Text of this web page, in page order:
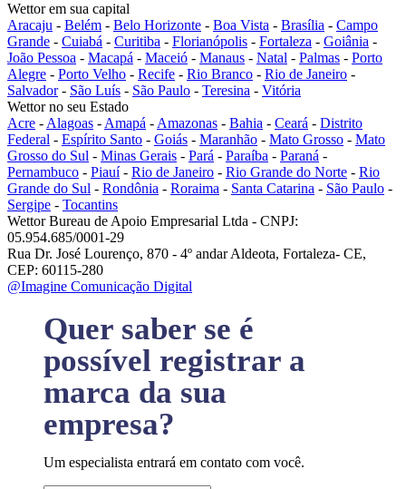
Wettor em sua capital
Aracaju - Belém - Belo Horizonte - Boa Vista - Brasília - Campo
Grande - Cuiabá - Curitiba - Florianópolis - Fortaleza - Goiânia -
João Pessoa - Macapá - Maceió - Manaus - Natal - Palmas - Porto
Alegre - Porto Velho - Recife - Rio Branco - Rio de Janeiro -
Salvador- São Luís - São Paulo - Teresina - Vitória
Wettor no seu Estado
Acre - Alagoas - Amapá - Amazonas - Bahia - Ceará - Distrito
Federal - Espírito Santo - Goiás - Maranhão - Mato Grosso - Mato
Grosso do Sul - Minas Gerais - Pará - Paraíba - Paraná -
Pernambuco - Piauí- Rio de Janeiro - Rio Grande do Norte - Rio
Grande do Sul - Rondônia - Roraima - Santa Catarina - São Paulo -
Sergipe - Tocantins
Wettor Bureau de Apoio Empresarial Ltda - CNPJ:
05.954.685/0001-29
Rua Dr. José Lourenço, 870 - 4º andar Aldeota, Fortaleza- CE,
CEP: 60115-280
@Imagine Comunicação Digital
Quer saber se é
possível registrar a
marca da sua
empresa?
Um especialista entrará em contato com você.